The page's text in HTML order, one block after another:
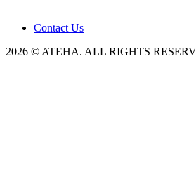
Contact Us
2026 © ATEHA. ALL RIGHTS